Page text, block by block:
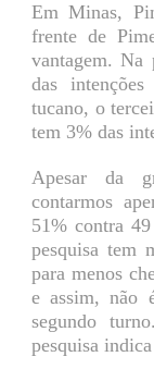
Em Minas,
frente de
vantagem. Na
das
tucano, o
tem 3% das
Apesar da
contarmos
51% contra
pesquisa tem
para menos
e assim, não
segundo
pesquisa